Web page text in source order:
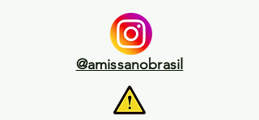
@amissanobrasil